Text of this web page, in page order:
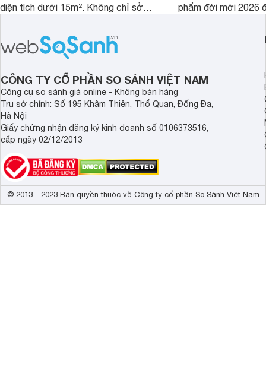
diện tích dưới 15m². Không chỉ sở
điện, sản phẩm còn có khả năng kiểm
soát độ ẩm hiệu quả cùng nhiều tính
năng hiện đại, trong khi vẫn duy trì
mức giá dễ tiếp cận.
phẩm đời mới 2026
sở hữu khả năng
có giá bán rất hợp lý.
CÔNG TY CỔ PHẦN SO SÁNH VIỆT NAM
Công cụ so sánh giá online - Không bán hàng
Trụ sở chính: Số 195 Khâm Thiên, Thổ Quan, Đống Đa,
Hà Nội
Giấy chứng nhận đăng ký kinh doanh số 0106373516,
cấp ngày 02/12/2013
© 2013 - 2023 Bản quyền thuộc về Công ty cổ phần So Sánh Việt Nam